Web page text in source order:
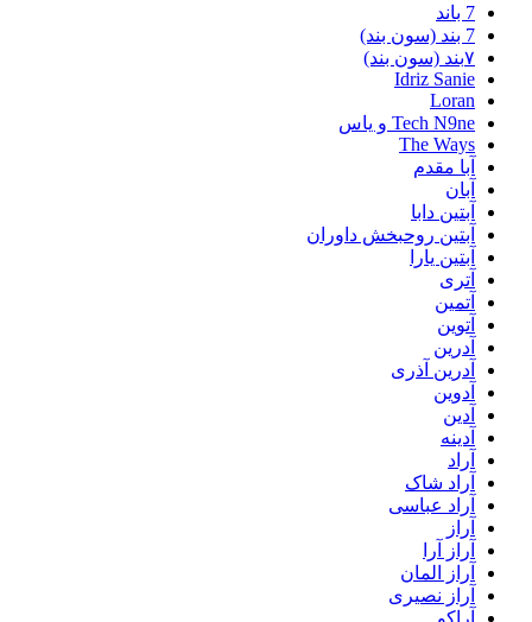
7 باند
7 بند (سون بند)
۷بند (سون بند)
Idriz Sanie
Loran
Tech N9ne و یاس
The Ways
آبا مقدم
آبان
آبتین دابا
آبتین روحبخش داوران
آبتین یارا
آتری
آتمین
آتوین
آدرین
آدرین آذری
آدوین
آدین
آدینه
آراد
آراد شاک
آراد عباسی
آراز
آراز آرا
آراز المان
آراز نصیری
آراکو